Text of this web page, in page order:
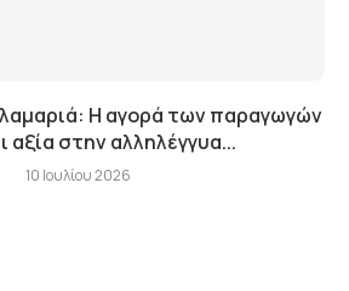
Η αγορά των παραγωγών
αξία στην αλληλέγγυα...
10 Ιουλίου 2026